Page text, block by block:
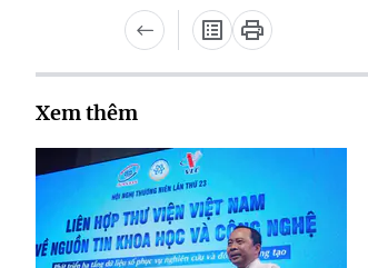
Xem thêm